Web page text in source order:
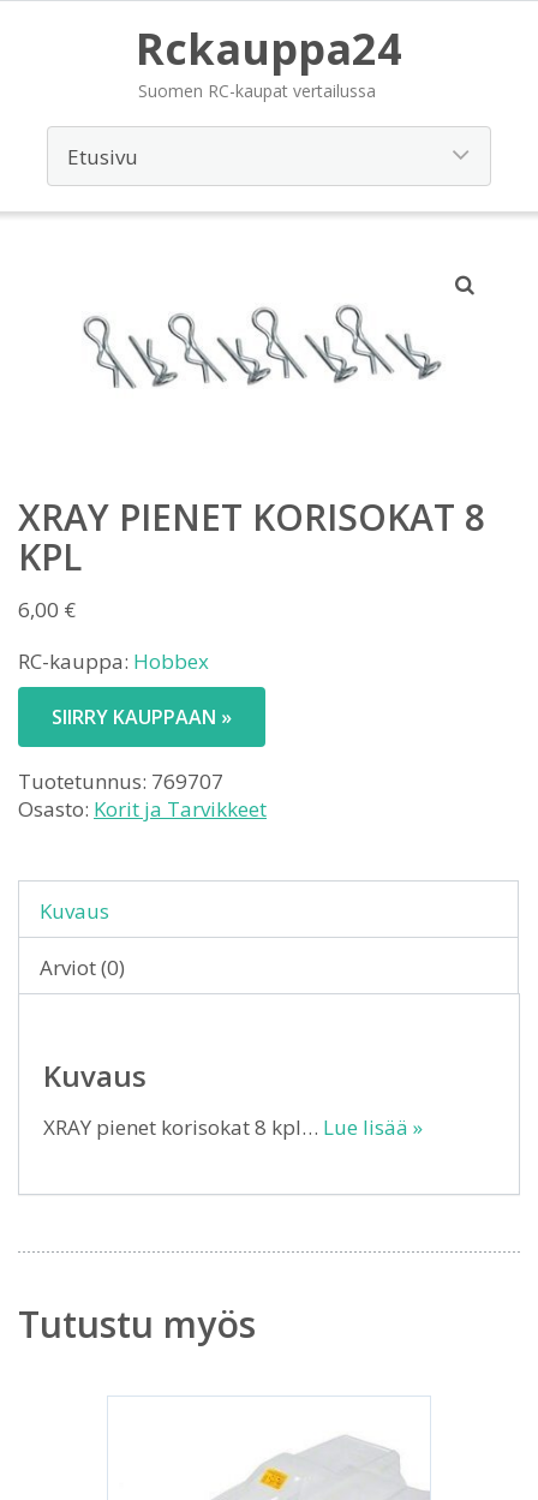
Rckauppa24
Suomen RC-kaupat vertailussa
XRAY PIENET KORISOKAT 8
KPL
6,00 €
RC-kauppa: Hobbex
SIIRRY KAUPPAAN »
Tuotetunnus: 769707
Osasto: Korit ja Tarvikkeet
Kuvaus
Arviot (0)
Kuvaus
XRAY pienet korisokat 8 kpl… Lue lisää »
Tutustu myös